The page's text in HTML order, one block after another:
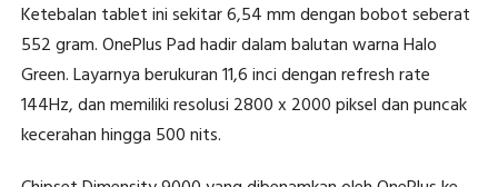
Ketebalan tablet ini sekitar 6,54 mm dengan bobot seberat
552 gram. OnePlus Pad hadir dalam balutan warna Halo
Green. Layarnya berukuran 11,6 inci dengan refresh rate
144Hz, dan memiliki resolusi 2800 x 2000 piksel dan puncak
kecerahan hingga 500 nits.